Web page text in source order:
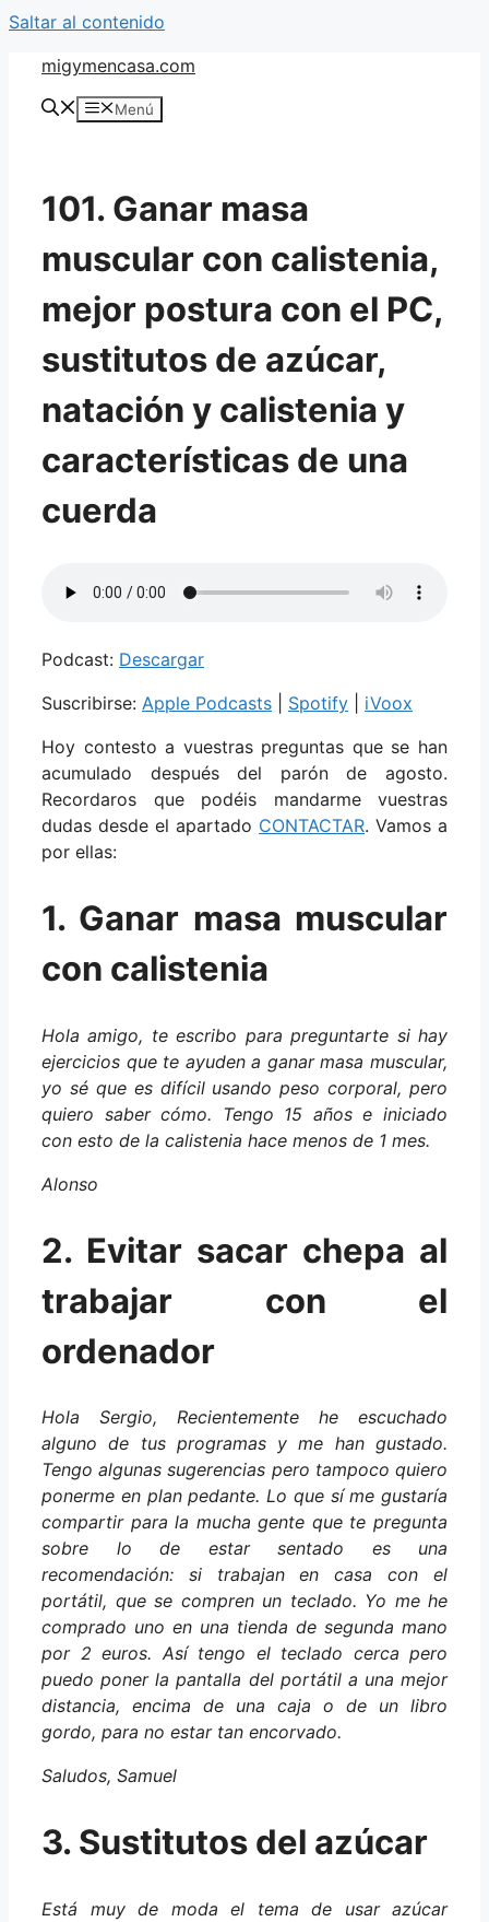
Saltar al contenido
migymencasa.com
Menú
101. Ganar masa
muscular con calistenia,
mejor postura con el PC,
sustitutos de azúcar,
natación y calistenia y
características de una
cuerda
Podcast: Descargar
Suscribirse: Apple Podcasts Spotify
iVoox
Hoy contesto a vuestras preguntas que se han
acumulado después del parón de agosto.
Recordaros que podéis mandarme vuestras
dudas desde el apartado CONTACTAR. Vamos a
por ellas:
1. Ganar masa muscular
con calistenia
Hola amigo, te escribo para preguntarte si hay
ejercicios que te ayuden a ganar masa muscular,
yo sé que es difícil usando peso corporal, pero
quiero saber cómo. Tengo 15 años e iniciado
con esto de la calistenia hace menos de 1 mes.
Alonso
2. Evitar sacar chepa al
trabajar con el
ordenador
Hola Sergio, Recientemente he escuchado
alguno de tus programas y me han gustado.
Tengo algunas sugerencias pero tampoco quiero
ponerme en plan pedante. Lo que sí me gustaría
compartir para la mucha gente que te pregunta
sobre lo de estar sentado es una
recomendación: si trabajan en casa con el
portátil, que se compren un teclado. Yo me he
comprado uno en una tienda de segunda mano
por 2 euros. Así tengo el teclado cerca pero
puedo poner la pantalla del portátil a una mejor
distancia, encima de una caja o de un libro
gordo, para no estar tan encorvado.
Saludos, Samuel
3. Sustitutos del azúcar
Está muy de moda el tema de usar azúcar